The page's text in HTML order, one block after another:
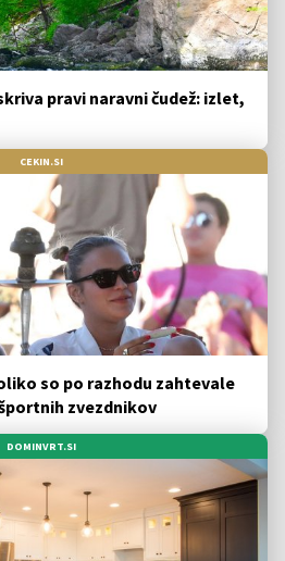
pravi naravni čudež: izlet,
CEKIN.SI
so po razhodu zahtevale
zvezdnikov
DOMINVRT.SI